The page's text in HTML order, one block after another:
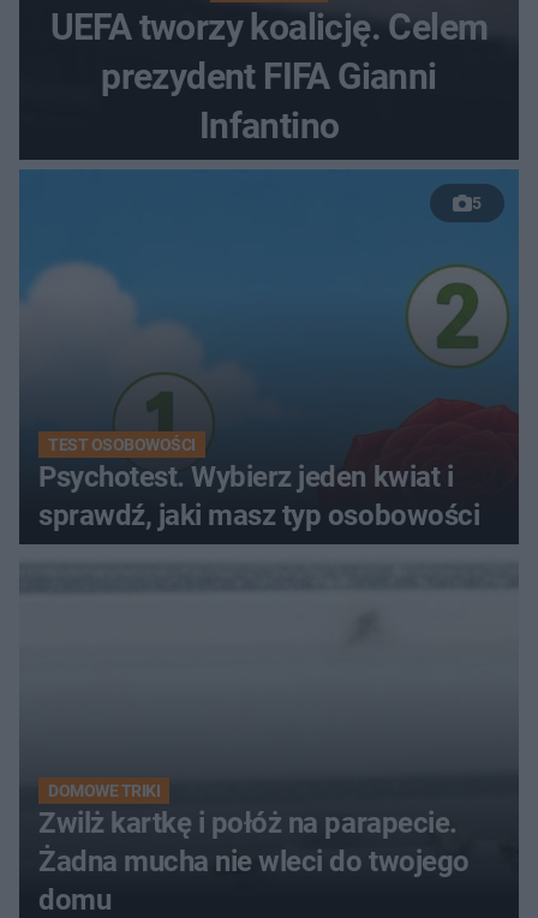
UEFA tworzy koalicję. Celem
prezydent FIFA Gianni
Infantino
5
TEST OSOBOWOŚCI
Psychotest. Wybierz jeden kwiat i
sprawdź, jaki masz typ osobowości
DOMOWE TRIKI
Zwilż kartkę i połóż na parapecie.
Żadna mucha nie wleci do twojego
domu